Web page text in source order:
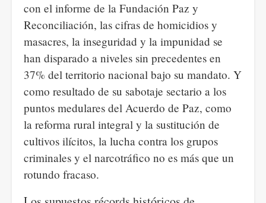
con el informe de la Fundación Paz y
Reconciliación, las cifras de homicidios y
masacres, la inseguridad y la impunidad se
han disparado a niveles sin precedentes en
37% del territorio nacional bajo su mandato. Y
como resultado de su sabotaje sectario a los
puntos medulares del Acuerdo de Paz, como
la reforma rural integral y la sustitución de
cultivos ilícitos, la lucha contra los grupos
criminales y el narcotráfico no es más que un
rotundo fracaso.